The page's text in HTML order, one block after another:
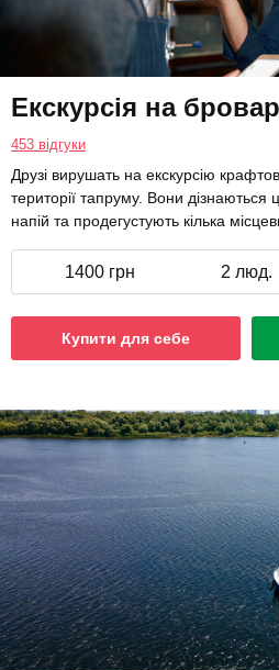
Екскурсія на
453 відгуки
Друзі вирушать на екскурсію
території тапруму. Вони дізнаються
напій та продегустують кілька
1400 грн 2 люд.
Купити для себе